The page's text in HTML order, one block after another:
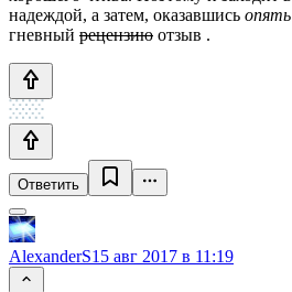
надеждой, а затем, оказавшись опять
гневный рецензию отзыв .
Ответить
AlexanderS15 авг 2017 в 11:19